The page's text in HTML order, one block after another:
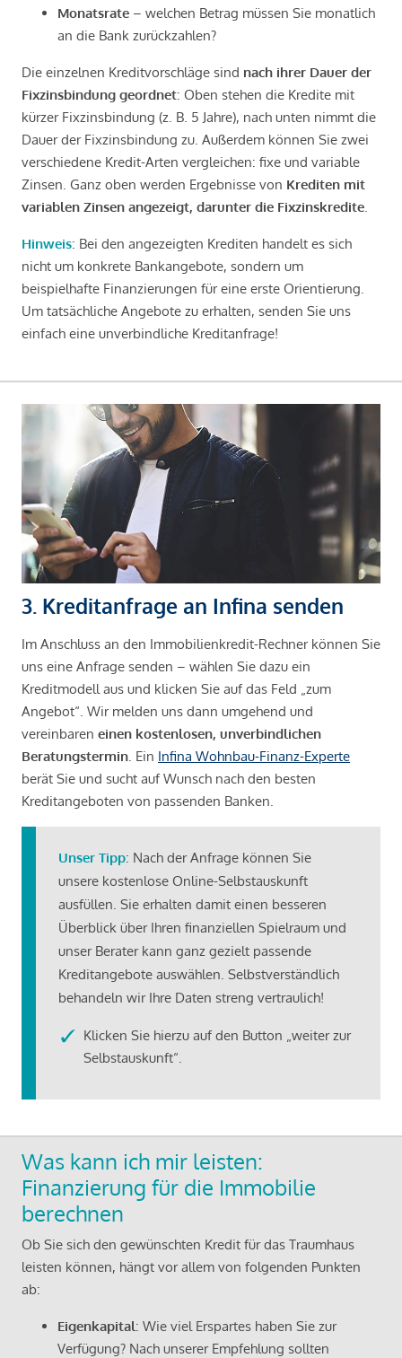
Monatsrate – welchen Betrag müssen Sie monatlich
an die Bank zurückzahlen?
Die einzelnen Kreditvorschläge sind nach ihrer Dauer der
Fixzinsbindung geordnet: Oben stehen die Kredite mit
kürzer Fixzinsbindung (z. B. 5 Jahre), nach unten nimmt die
Dauer der Fixzinsbindung zu. Außerdem können Sie zwei
verschiedene Kredit-Arten vergleichen: fixe und variable
Zinsen. Ganz oben werden Ergebnisse von Krediten mit
variablen Zinsen angezeigt, darunter die Fixzinskredite
Hinweis: Bei den angezeigten Krediten handelt es sich
nicht um konkrete Bankangebote, sondern um
beispielhafte Finanzierungen für eine erste Orientierung.
Um tatsächliche Angebote zu erhalten, senden Sie uns
einfach eine unverbindliche Kreditanfrage!
3. Kreditanfrage an Infina senden
Im Anschluss an den Immobilienkredit-Rechner können Sie
uns eine Anfrage senden – wählen Sie dazu ein
Kreditmodell aus und klicken Sie auf das Feld „zum
Angebot“. Wir melden uns dann umgehend und
vereinbaren einen kostenlosen, unverbindlichen
Beratungstermin . Ein Infina Wohnbau-Finanz-Experte
berät Sie und sucht auf Wunsch nach den besten
Kreditangeboten von passenden Banken.
Unser Tipp: Nach der Anfrage können Sie
unsere kostenlose Online-Selbstauskunft
ausfüllen. Sie erhalten damit einen besseren
Überblick über Ihren finanziellen Spielraum und
unser Berater kann ganz gezielt passende
Kreditangebote auswählen. Selbstverständlich
behandeln wir Ihre Daten streng vertraulich!
Klicken Sie hierzu auf den Button „weiter zur
Selbstauskunft“.
Was kann ich mir leisten:
Finanzierung für die Immobilie
berechnen
Ob Sie sich den gewünschten Kredit für das Traumhaus
leisten können, hängt vor allem von folgenden Punkten
ab:
Eigenkapital: Wie viel Erspartes haben Sie zur
Verfügung? Nach unserer Empfehlung sollten